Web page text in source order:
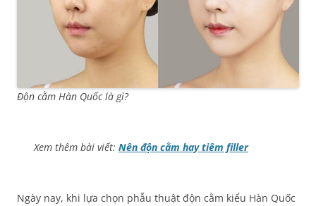
Độn cằm Hàn Quốc là gì?
Xem thêm bài viết: Nên độn cằm hay tiêm filler
Ngày nay, khi lựa chọn phẫu thuật độn cằm kiểu Hàn Quốc